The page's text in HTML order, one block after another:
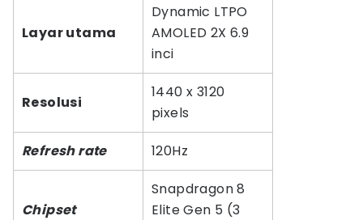
Layar utama
Dynamic LTPO
AMOLED 2X 6.9
inci
Resolusi
1440 x 3120
pixels
Refresh rate 120Hz
Chipset
Snapdragon 8
Elite Gen 5 (3